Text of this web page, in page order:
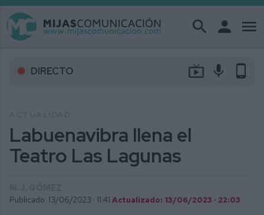
search person menu
DIRECTO live_tv mic phone_android
Labuenavibra llena el
Teatro Las Lagunas
Publicado: 13/06/2023 · 11:41 Actualizado: 13/06/2023 · 22:03